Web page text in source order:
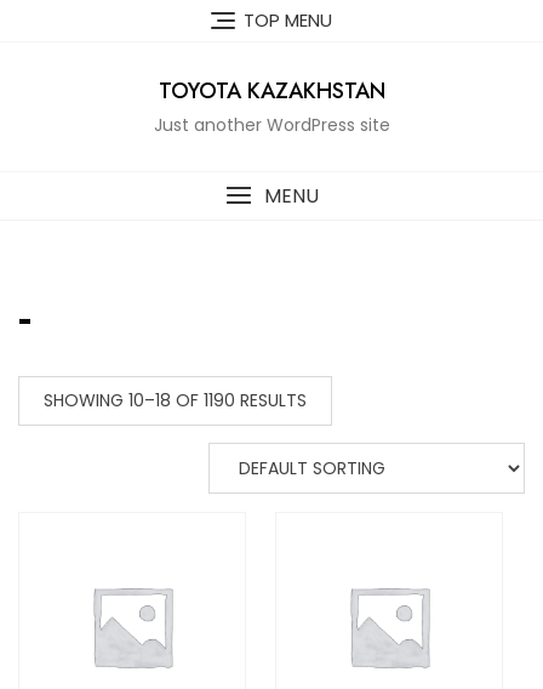
TOP MENU
TOYOTA KAZAKHSTAN
Just another WordPress site
MENU
-
SHOWING 10–18 OF 1190 RESULTS